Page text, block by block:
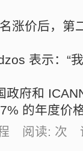
涨价后，第
表示：“
府和
的年度价
阅读: 次